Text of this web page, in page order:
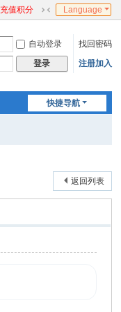
充值积分
切
到
窄
版
Language
自动登录
找回密码
登录 注册加入
快捷导航
返回列表